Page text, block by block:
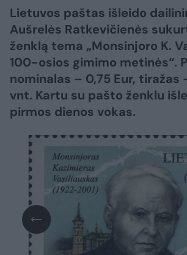
Lietuvos paštas išleido
Aušrelės Ratkevičienės
ženklą tema „Monsinjoro K.
100-osios gimimo metinės“.
nominalas – 0,75 Eur,
vnt. Kartu su pašto ženklu
pirmos dienos vokas.